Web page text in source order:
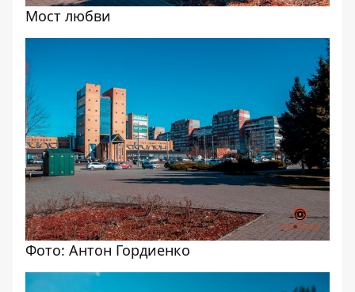
Мост любви
Фото: Антон Гордиенко